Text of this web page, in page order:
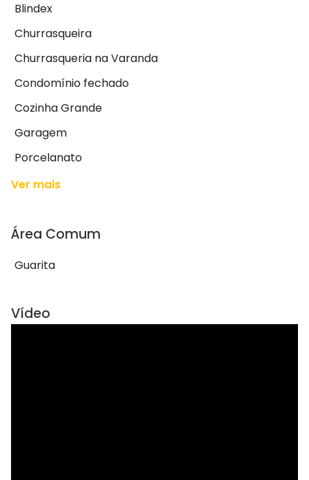
Blindex
Churrasqueira
Churrasqueria na Varanda
Condomínio fechado
Cozinha Grande
Garagem
Porcelanato
Ver mais
Área Comum
Guarita
Vídeo